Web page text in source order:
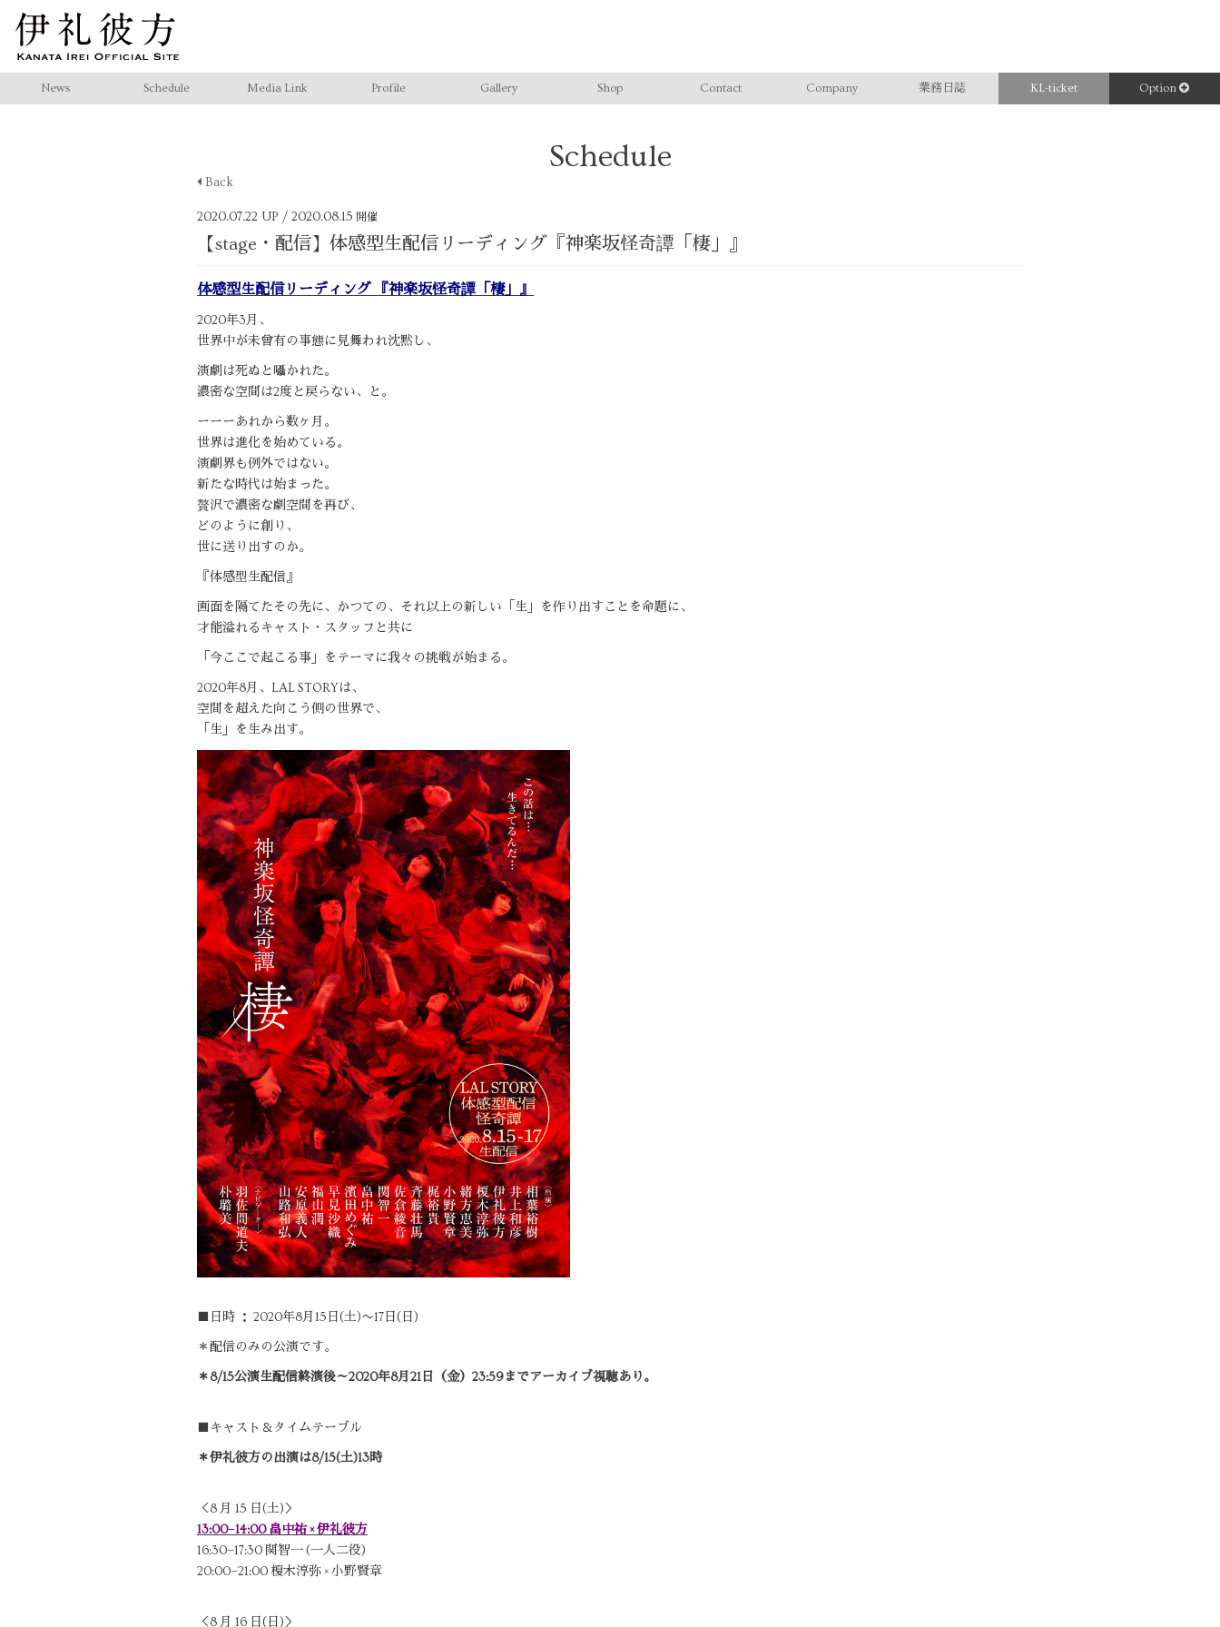
News Schedule Media Link Profile Gallery Shop Contact Company 業務日誌 KL-ticket Option
Schedule
Back
2020.07.22 UP / 2020.08.15 開催
【stage・配信】体感型生配信リーディング『神楽坂怪奇譚「棲」』
体感型生配信リーディング 『神楽坂怪奇譚「棲」』
2020年3月、
世界中が未曾有の事態に見舞われ沈黙し、
演劇は死ぬと囁かれた。
濃密な空間は2度と戻らない、と。
ーーーあれから数ヶ月。
世界は進化を始めている。
演劇界も例外ではない。
新たな時代は始まった。
贅沢で濃密な劇空間を再び、
どのように創り、
世に送り出すのか。
『体感型生配信』
画面を隔てたその先に、かつての、それ以上の新しい「生」を作り出すことを命題に、
才能溢れるキャスト・スタッフと共に​
「今ここで起こる事」をテーマに我々の挑戦が始まる。
2020年8月、LAL STORYは、
空間を超えた向こう側の世界で、
「生」を生み出す。​​
■日時 ： 2020年8月15日(土)〜17日(日)
＊配信のみの公演です。
＊8/15公演生配信終演後～2020年8月21日（金）23:59までアーカイブ視聴あり。
■キャスト＆タイムテーブル
＊伊礼彼方の出演は8/15(土)13時
＜8 月 15 日(土)＞
13:00−14:00 畠中祐 × 伊礼彼方
16:30−17:30 関智一 (一人二役)
20:00−21:00 榎木淳弥 × 小野賢章
＜8 月 16 日(日)＞